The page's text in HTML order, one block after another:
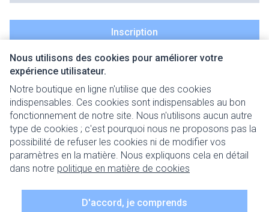
Nous utilisons des cookies pour améliorer votre
expérience utilisateur.
Notre boutique en ligne n'utilise que des cookies
indispensables. Ces cookies sont indispensables au bon
fonctionnement de notre site. Nous n'utilisons aucun autre
type de cookies ; c'est pourquoi nous ne proposons pas la
possibilité de refuser les cookies ni de modifier vos
paramètres en la matière. Nous expliquons cela en détail
dans notre politique en matière de cookies
D'accord, je comprends
Inscription
En cliquant sur s'abonner, vous vous abonnez à notre newsletter
et acceptez notrepolitique de confidentialité
Liens légaux